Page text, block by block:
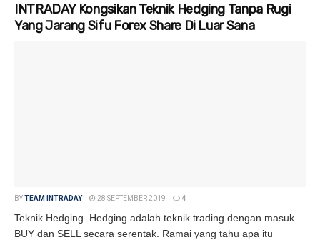
INTRADAY Kongsikan Teknik Hedging Tanpa Rugi
Yang Jarang Sifu Forex Share Di Luar Sana
BYTEAM INTRADAY 28 SEPTEMBER 2019 4
Teknik Hedging. Hedging adalah teknik trading dengan masuk
BUY dan SELL secara serentak. Ramai yang tahu apa itu